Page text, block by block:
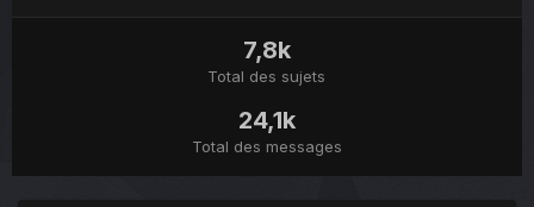
7,8k
Total des sujets
24,1k
Total des messages